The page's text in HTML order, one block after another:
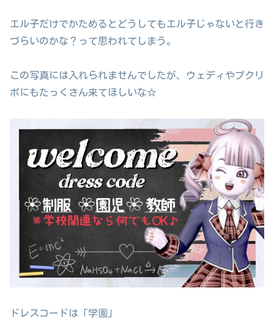
エル子だけでかためるとどうしてもエル子じゃないと行き
づらいのかな？って思われてしまう。
この写真には入れられませんでしたが、ウェディやプクリ
ポにもたっくさん来てほしいな☆
ドレスコードは「学園」